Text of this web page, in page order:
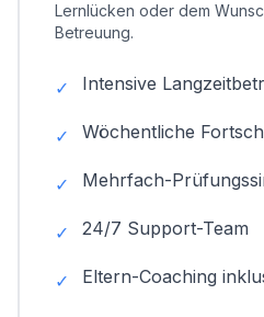
Lernlücken oder dem
Betreuung.
✓ Intensive
✓ Wöchentliche
✓ Mehrfach-
✓ 24/7 Support-Team
✓ Eltern-Coaching